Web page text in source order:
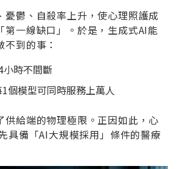
憂鬱、自殺率上升，使心理照護成
第一線缺口」。於是，生成式AI能
到的事：
時不間斷
模型可同時服務上萬人
供給端的物理極限。正因如此，心
具備「AI大規模採用」條件的醫療